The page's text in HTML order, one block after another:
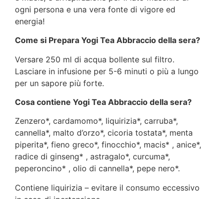
ogni persona e una vera fonte di vigore ed
energia!
Come si Prepara Yogi Tea Abbraccio della sera?
Versare 250 ml di acqua bollente sul filtro.
Lasciare in infusione per 5-6 minuti o più a lungo
per un sapore più forte.
Cosa contiene Yogi Tea Abbraccio della sera?
Zenzero*, cardamomo*, liquirizia*, carruba*,
cannella*, malto d’orzo*, cicoria tostata*, menta
piperita*, fieno greco*, finocchio*, macis* , anice*,
radice di ginseng* , astragalo*, curcuma*,
peperoncino* , olio di cannella*, pepe nero*.
Contiene liquirizia – evitare il consumo eccessivo